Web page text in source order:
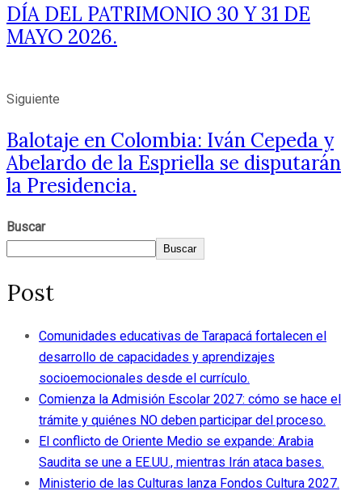
DÍA DEL PATRIMONIO 30 Y 31 DE
MAYO 2026.
Siguiente
Balotaje en Colombia: Iván Cepeda y
Abelardo de la Espriella se disputarán
la Presidencia.
Buscar
Buscar
Post
Comunidades educativas de Tarapacá fortalecen el
desarrollo de capacidades y aprendizajes
socioemocionales desde el currículo.
Comienza la Admisión Escolar 2027: cómo se hace el
trámite y quiénes NO deben participar del proceso.
El conflicto de Oriente Medio se expande: Arabia
Saudita se une a EE.UU., mientras Irán ataca bases.
Ministerio de las Culturas lanza Fondos Cultura 2027.